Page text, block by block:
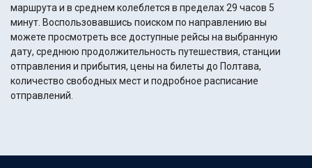
маршрута и в среднем колеблется в пределах 29 часов 5
минут. Воспользовавшись поиском по направлению вы
можете просмотреть все доступные рейсы на выбранную
дату, среднюю продолжительность путешествия, станции
отправления и прибытия, цены на билеты до Полтава,
количество свободных мест и подробное расписание
отправлений.